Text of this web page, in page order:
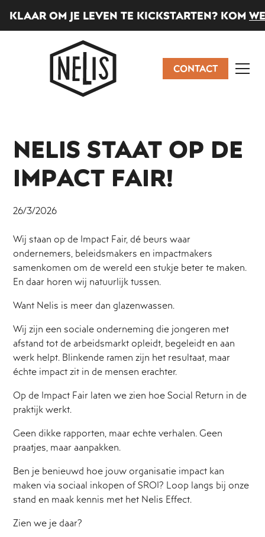
KLAAR OM JE LEVEN TE KICKSTARTEN? KOM
CONTACT
NELIS STAAT OP DE
IMPACT FAIR!
26/3/2026
Wij staan op de Impact Fair, dé beurs waar
ondernemers, beleidsmakers en impactmakers
samenkomen om de wereld een stukje beter te maken.
En daar horen wij natuurlijk tussen.
Want Nelis is meer dan glazenwassen.
Wij zijn een sociale onderneming die jongeren met
afstand tot de arbeidsmarkt opleidt, begeleidt en aan
werk helpt. Blinkende ramen zijn het resultaat, maar
échte impact zit in de mensen erachter.
Op de Impact Fair laten we zien hoe Social Return in de
praktijk werkt.
Geen dikke rapporten, maar echte verhalen. Geen
praatjes, maar aanpakken.
Ben je benieuwd hoe jouw organisatie impact kan
maken via sociaal inkopen of SROI? Loop langs bij onze
stand en maak kennis met het Nelis Effect.
Zien we je daar?